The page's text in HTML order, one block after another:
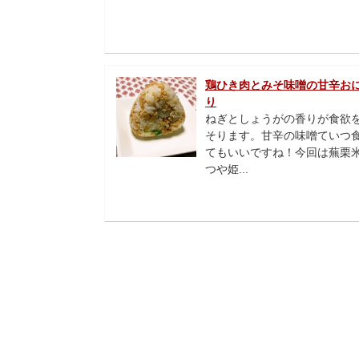
鶏ひき肉とみそ味噌の甘辛お
り
ねぎとしょうがの香りが食欲
そります。甘辛の味噌ていつ
てもいいですね！今回は蕪栗
つや姫...